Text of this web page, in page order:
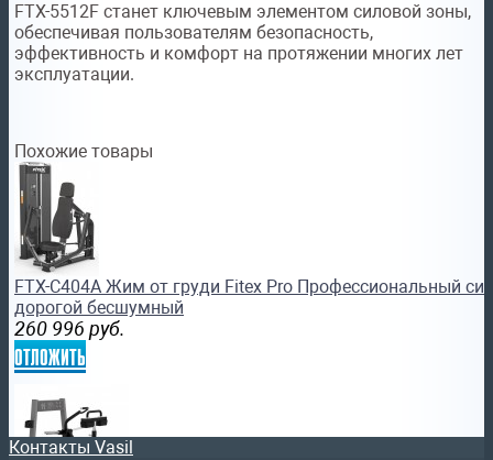
FTX-5512F станет ключевым элементом силовой зоны,
обеспечивая пользователям безопасность,
эффективность и комфорт на протяжении многих лет
эксплуатации.
Похожие товары
FTX-C404A Жим от груди Fitex Pro Профессиональный
дорогой бесшумный
260 996 руб.
отложить
Контакты Vasil